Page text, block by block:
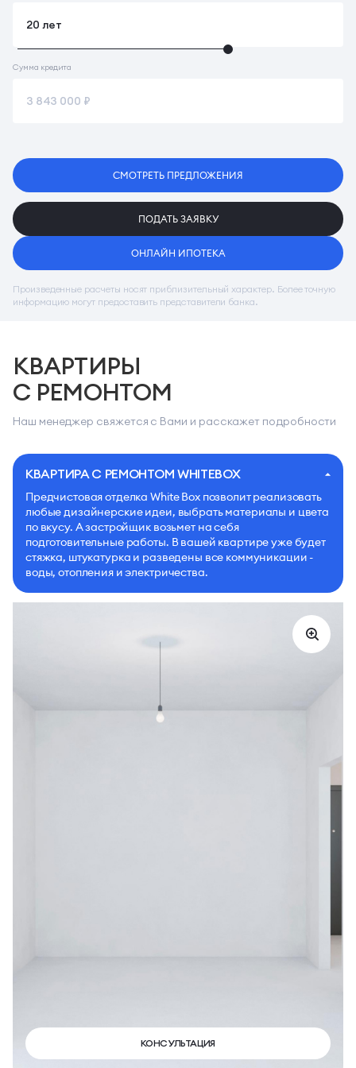
Сумма кредита
СМОТРЕТЬ ПРЕДЛОЖЕНИЯ
ПОДАТЬ ЗАЯВКУ
ОНЛАЙН ИПОТЕКА
Произведенные расчеты носят приблизительный характер. Более точную
информацию могут предоставить представители банка.
КВАРТИРЫ
С РЕМОНТОМ
Наш менеджер свяжется с Вами и расскажет подробности
КВАРТИРА С РЕМОНТОМ WHITEBOX
Предчистовая отделка White Box позволит реализовать
любые дизайнерские идеи, выбрать материалы и цвета
по вкусу. А застройщик возьмет на себя
подготовительные работы. В вашей квартире уже будет
стяжка, штукатурка и разведены все коммуникации -
воды, отопления и электричества.
КОНСУЛЬТАЦИЯ